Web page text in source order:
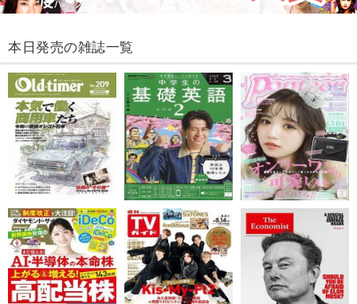
本日発売の雑誌一覧